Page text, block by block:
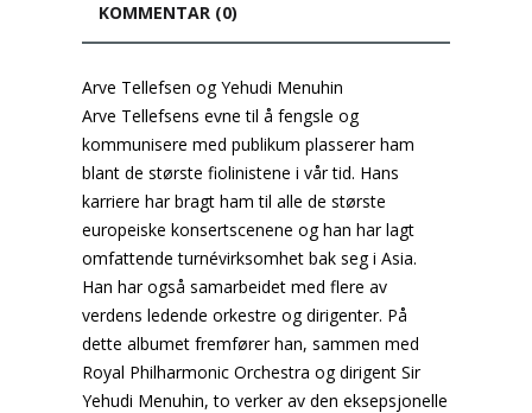
KOMMENTAR (0)
Arve Tellefsen og Yehudi Menuhin
Arve Tellefsens evne til å fengsle og
kommunisere med publikum plasserer ham
blant de største fiolinistene i vår tid. Hans
karriere har bragt ham til alle de største
europeiske konsertscenene og han har lagt
omfattende turnévirksomhet bak seg i Asia.
Han har også samarbeidet med flere av
verdens ledende orkestre og dirigenter. På
dette albumet fremfører han, sammen med
Royal Philharmonic Orchestra og dirigent Sir
Yehudi Menuhin, to verker av den eksepsjonelle